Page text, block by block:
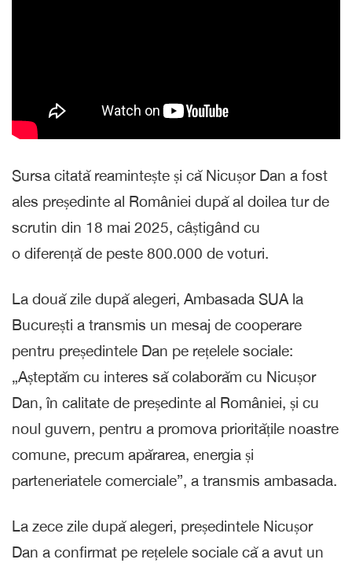
Sursa citată reamintește și că Nicușor Dan a fost
ales președinte al României după al doilea tur de
scrutin din 18 mai 2025, câștigând cu
o diferență de peste 800.000 de voturi.
La două zile după alegeri, Ambasada SUA la
București a transmis un mesaj de cooperare
pentru președintele Dan pe rețelele sociale:
„Așteptăm cu interes să colaborăm cu Nicușor
Dan, în calitate de președinte al României, și cu
noul guvern, pentru a promova prioritățile noastre
comune, precum apărarea, energia și
parteneriatele comerciale”, a transmis ambasada.
La zece zile după alegeri, președintele Nicușor
Dan a confirmat pe rețelele sociale că a avut un